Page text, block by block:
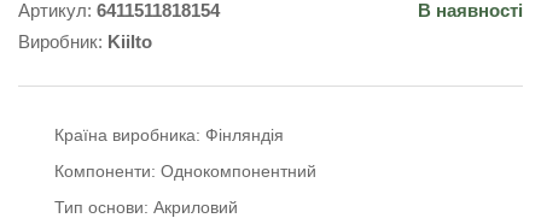
Артикул: 6411511818154
В наявності
Виробник: Kiilto
Країна виробника: Фінляндія
Компоненти: Однокомпонентний
Тип основи: Акриловий